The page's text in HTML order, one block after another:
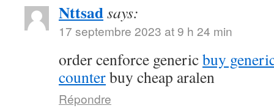
Nttsadsays:
17 septembre 2023 at 9 h 24 min
order cenforce genericbuy
counterbuy cheap aralen
Répondre